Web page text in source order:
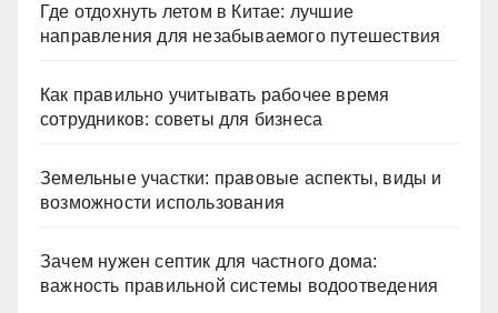
Где отдохнуть летом в Китае: лучшие
направления для незабываемого путешествия
Как правильно учитывать рабочее время
сотрудников: советы для бизнеса
Земельные участки: правовые аспекты, виды и
возможности использования
Зачем нужен септик для частного дома:
важность правильной системы водоотведения